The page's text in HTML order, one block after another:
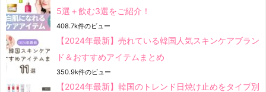
5選＋飲む3選をご紹介！
408.7k件のビュー
【2024年最新】売れている韓国人気スキンケアブラン
ド＆おすすめアイテムまとめ
350.9k件のビュー
【2024年最新】韓国のトレンド日焼け止めをタイプ別